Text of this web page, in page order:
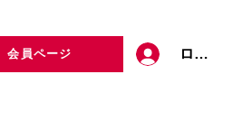
会員ページ ログイン